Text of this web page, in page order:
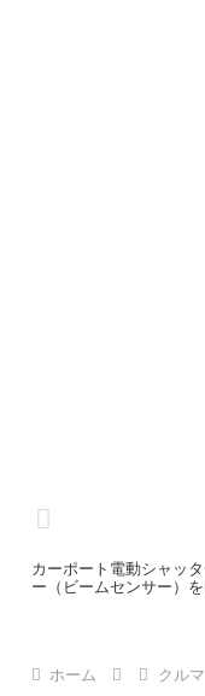
カーポート電動シャッ
ー（ビームセンサー）
ホーム クル